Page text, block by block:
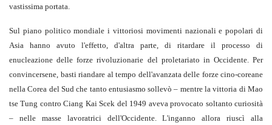
vastissima portata.
Sul piano politico mondiale i vittoriosi movimenti nazionali e popolari di
Asia han­no avuto l'effetto, d'altra parte, di ritardare il processo di
enucleazione delle forze ri­voluzionarie del proletariato in Occidente. Per
convincersene, basti riandare al tempo dell'avanzata delle forze cino-coreane
nel­la Corea del Sud che tanto entusiasmo sol­levò – mentre la vittoria di Mao
tse Tung contro Ciang Kai Scek del 1949 aveva pro­vocato soltanto curiosità
– nelle masse lavoratrici dell'Occidente. L'inganno allora riuscì alla